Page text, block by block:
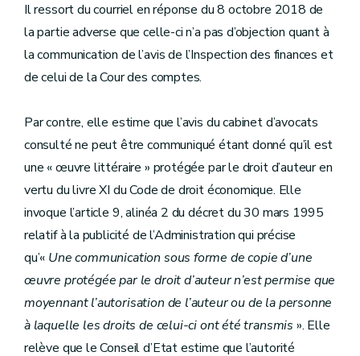
Il ressort du courriel en réponse du 8 octobre 2018 de
la partie adverse que celle-ci n’a pas d’objection quant à
la communication de l’avis de l’Inspection des finances et
de celui de la Cour des comptes.
Par contre, elle estime que l’avis du cabinet d’avocats
consulté ne peut être communiqué étant donné qu’il est
une « œuvre littéraire » protégée par le droit d’auteur en
vertu du livre XI du Code de droit économique. Elle
invoque l’article 9, alinéa 2 du décret du 30 mars 1995
relatif à la publicité de l’Administration qui précise
qu’« Une communication sous forme de copie d’une
œuvre protégée par le droit d’auteur n’est permise que
moyennant l’autorisation de l’auteur ou de la personne
à laquelle les droits de celui-ci ont été transmis ». Elle
relève que le Conseil d’Etat estime que l’autorité